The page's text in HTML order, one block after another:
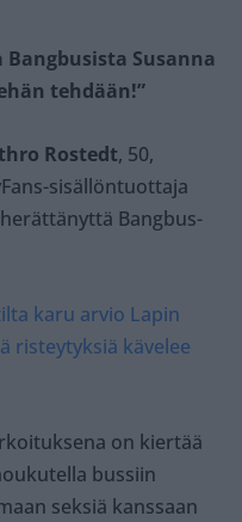
Susanna
tehdään!”
Rostedt, 50,
sisällöntuottaja
Bangbus-
karu arvio Lapin
risteytyksiä kävelee
on kiertää
bussiin
seksiä kanssaan